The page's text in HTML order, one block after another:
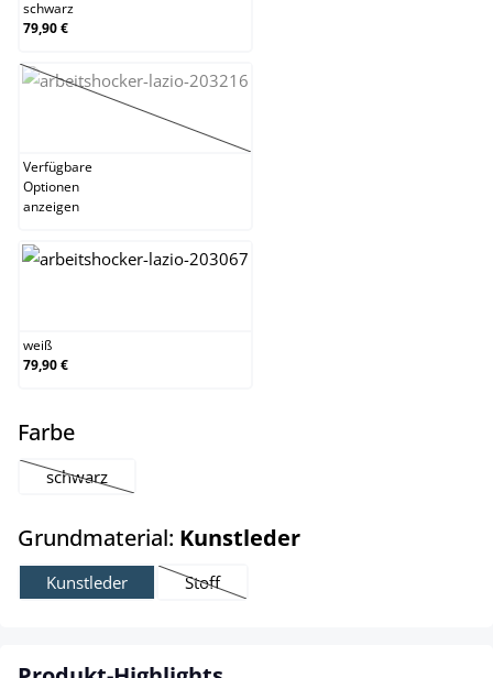
schwarz
79,90 €
taupe
(Diese Option ist zurzeit nicht verfügbar.)
Verfügbare
Optionen
anzeigen
weiß
79,90 €
Farbeauswählen
schwarz
(Diese Option ist zurzeit nicht verfügbar.)
Grundmaterial: Kunstlederauswählen
Kunstleder Stoff
(Diese Option ist zurzeit nicht verfügbar.)